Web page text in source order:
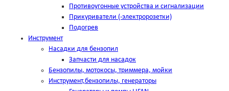
Противоугонные устройства и сигнализации
Прикуриватели (-электророзетки)
Подогрев
Инструмент
Насадки для бензопил
Запчасти для насадок
Бензопилы, мотокосы, триммера, мойки
Инструмент,бензопилы, генераторы